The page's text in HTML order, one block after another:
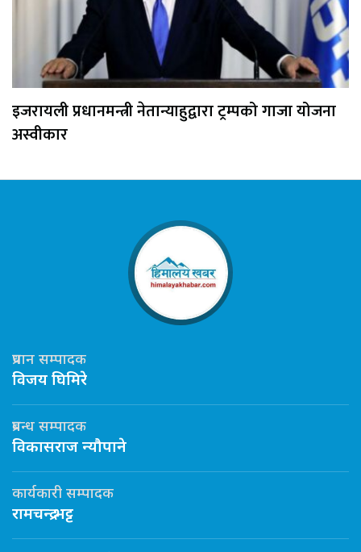
इजरायली प्रधानमन्त्री नेतान्याहुद्वारा ट्रम्पको गाजा योजना
अस्वीकार
प्रधान सम्पादक
विजय घिमिरे
प्रबन्ध सम्पादक
विकासराज न्यौपाने
कार्यकारी सम्पादक
रामचन्द्र भट्ट